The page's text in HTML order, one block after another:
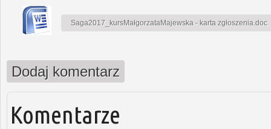
Saga2017_kursMałgorzataMajewska - karta zgłoszenia.doc
Dodaj komentarz
Komentarze